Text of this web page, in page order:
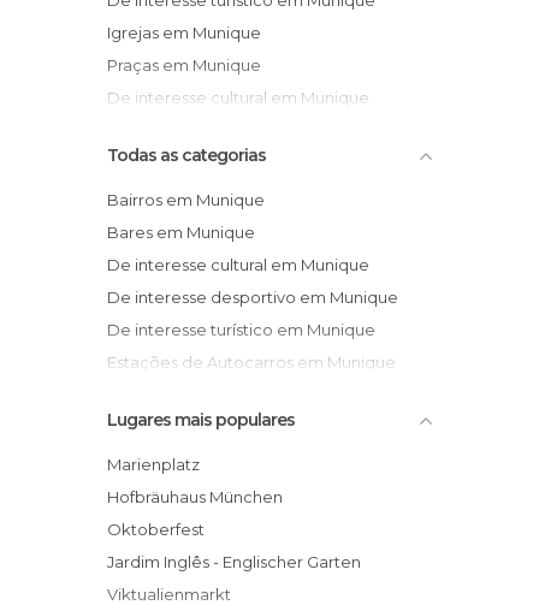
Igrejas em Munique
Praças em Munique
De interesse cultural em Munique
Todas as categorias
Bairros em Munique
Bares em Munique
De interesse cultural em Munique
De interesse desportivo em Munique
De interesse turístico em Munique
Estações de Autocarros em Munique
Estádios em Munique
Estátuas em Munique
Feiras em Munique
Igrejas em Munique
Jardins em Munique
Lojas em Munique
Lugares mais populares
Marienplatz
Hofbräuhaus München
Oktoberfest
Jardim Inglês - Englischer Garten
Viktualienmarkt